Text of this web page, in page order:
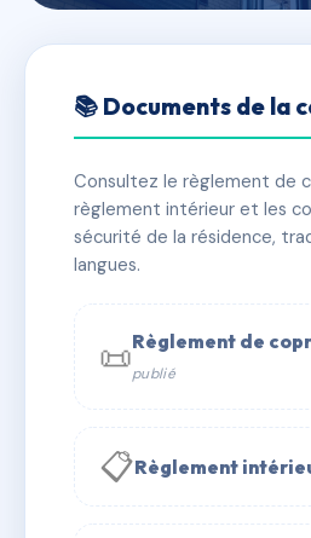
65 RUE DE LA
✓ Immatriculée 🏠 11 lots
📞 Contacter Syndic Digital
📚 Documents de la
Consultez le règlement de
règlement intérieur et les
sécurité de la résidence,
langues.
📜Règlement de
publié
📋Règlement